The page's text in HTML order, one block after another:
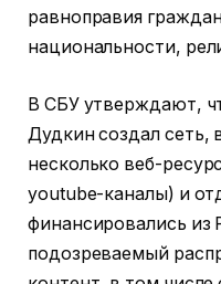
равноправия
национальности,
В СБУ утверждают,
Дудкин создал сеть,
несколько веб-
youtube-каналы) и
финансировались из
подозреваемый